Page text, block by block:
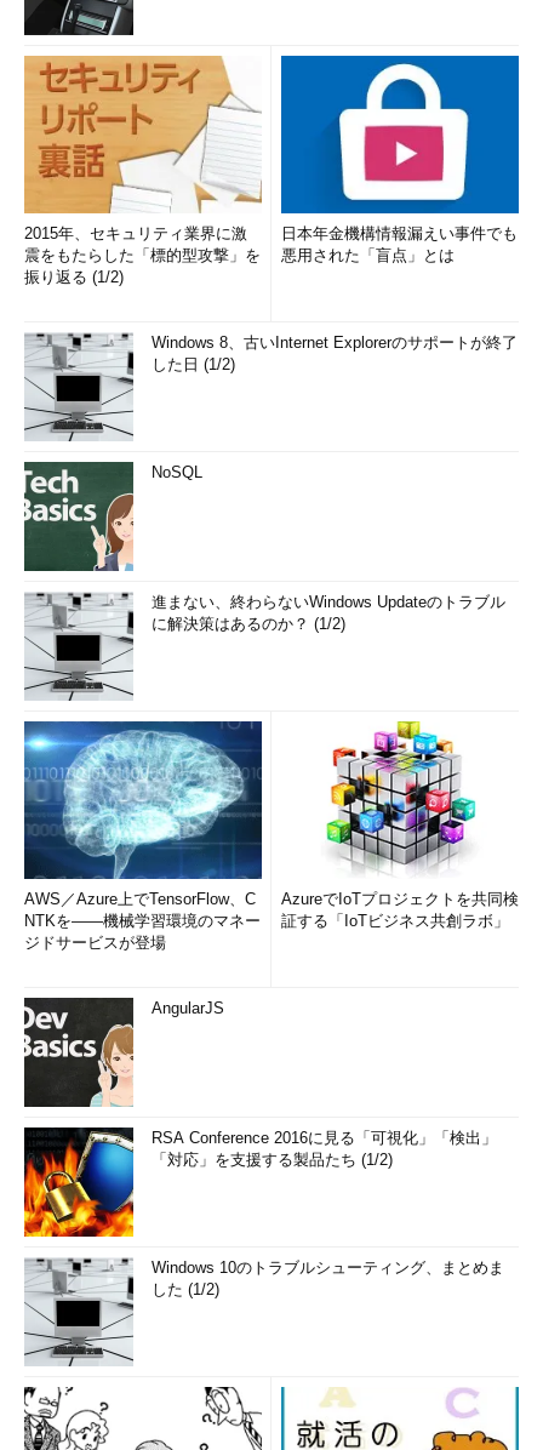
2015年、セキュリティ業界に激
震をもたらした「標的型攻撃」を
振り返る (1/2)
日本年金機構情報漏えい事件でも
悪用された「盲点」とは
Windows 8、古いInternet Explorerのサポートが終了
した日 (1/2)
NoSQL
進まない、終わらないWindows Updateのトラブル
に解決策はあるのか？ (1/2)
AWS／Azure上でTensorFlow、C
NTKを――機械学習環境のマネー
ジドサービスが登場
AzureでIoTプロジェクトを共同検
証する「IoTビジネス共創ラボ」
AngularJS
RSA Conference 2016に見る「可視化」「検出」
「対応」を支援する製品たち (1/2)
Windows 10のトラブルシューティング、まとめま
した (1/2)